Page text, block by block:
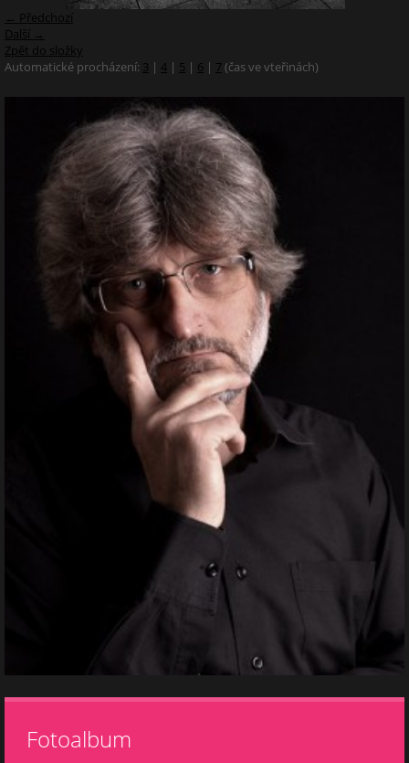
← Předchozí
Další →
Zpět do složky
Automatické procházení: 3 | 4 | 5 | 6 | 7 (čas ve vteřinách)
Fotoalbum